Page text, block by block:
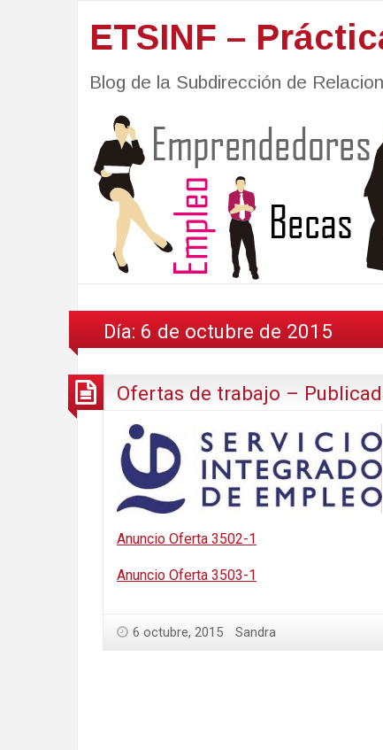
ETSINF –
Blog de la Subdirección de
Día: 6 de octubre de 2015
Ofertas de trabajo –
Anuncio Oferta 3502-1
Anuncio Oferta 3503-1
6 octubre, 2015 Sandra